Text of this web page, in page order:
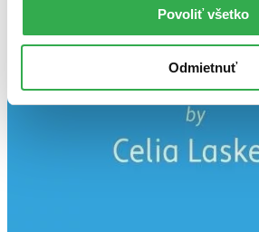
Povoliť všetko
Odmietnuť